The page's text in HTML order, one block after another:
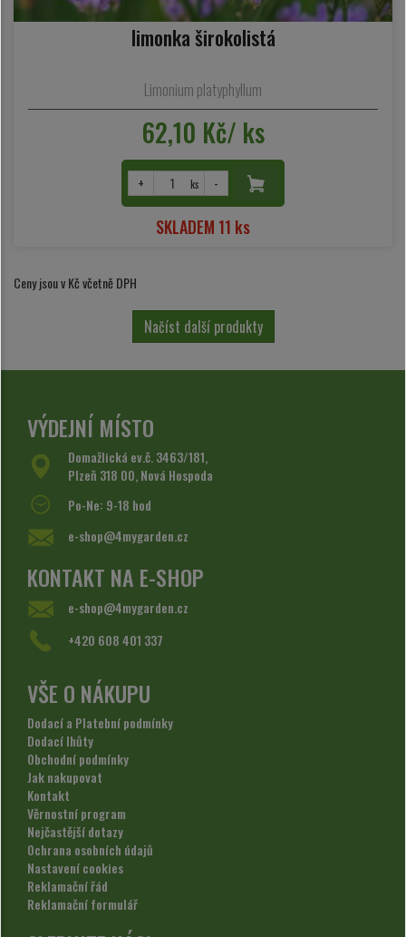
limonka širokolistá
Limonium platyphyllum
62,10 Kč/ ks
+ ks -
SKLADEM 11 ks
Ceny jsou v Kč včetně DPH
Načíst další produkty
VÝDEJNÍ MÍSTO
Domažlická ev.č. 3463/181,
Plzeň 318 00, Nová Hospoda
Po-Ne: 9-18 hod
e-shop@4mygarden.cz
KONTAKT NA E-SHOP
e-shop@4mygarden.cz
+420 608 401 337
VŠE O NÁKUPU
Dodací a Platební podmínky
Dodací lhůty
Obchodní podmínky
Jak nakupovat
Kontakt
Věrnostní program
Nejčastější dotazy
Ochrana osobních údajů
Nastavení cookies
Reklamační řád
Reklamační formulář